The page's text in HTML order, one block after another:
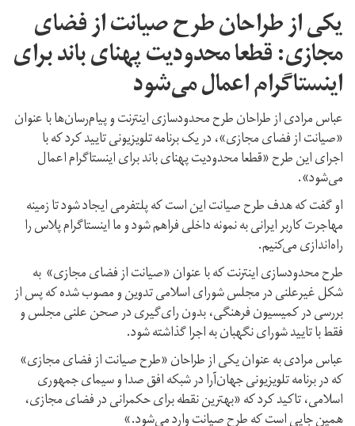
یکی از طراحان طرح صیانت از فضای
مجازی: قطعا محدودیت پهنای باند برای
اينستاگرام اعمال می‌شود
عباس مرادی از طراحان طرح محدودسازی اینترنت و پیام‌رسان‌ها با عنوان
«صیانت از فضای مجازی»، در یک برنامه تلویزیونی تایید کرد که با
اجرای این طرح «قطعا محدودیت پهنای باند برای اينستاگرام اعمال
می‌شود».
او گفت که هدف طرح صیانت این است که پلتفرمی ایجاد شود تا زمینه
مهاجرت کاربر ایرانی به نمونه داخلی فراهم شود و ما اینستاگرام پلاس را
راه‌اندازی می‌کنیم.
طرح محدودسازی اینترنت که با عنوان «صیانت از فضای مجازی» به
شکل غیرعلنی در مجلس شورای اسلامی تدوین و مصوب شده که پس از
بررسی در کمیسیون فرهنگی، بدون رای‌گیری در صحن علنی مجلس و
فقط با تایید شورای نگهبان به اجرا گذاشته شود.
عباس مرادی به عنوان یکی از طراحان «طرح صیانت از فضای مجازی»
که در برنامه تلویزیونی جهان‌آرا در شبکه افق صدا و سیمای جمهوری
اسلامی، تاکید کرد که «بهترین نقطه برای حکمرانی در فضای مجازی،